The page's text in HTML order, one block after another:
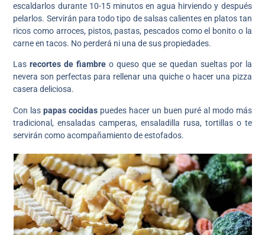
escaldarlos durante 10-15 minutos en agua hirviendo y después
pelarlos. Servirán para todo tipo de salsas calientes en platos tan
ricos como arroces, pistos, pastas, pescados como el bonito o la
carne en tacos. No perderá ni una de sus propiedades.
Lasrecortes de fiambre o queso que se quedan sueltas por la
nevera son perfectas para rellenar una quiche o hacer una pizza
casera deliciosa.
Con laspapas cocidas puedes hacer un buen puré al modo más
tradicional, ensaladas camperas, ensaladilla rusa, tortillas o te
servirán como acompañamiento de estofados.